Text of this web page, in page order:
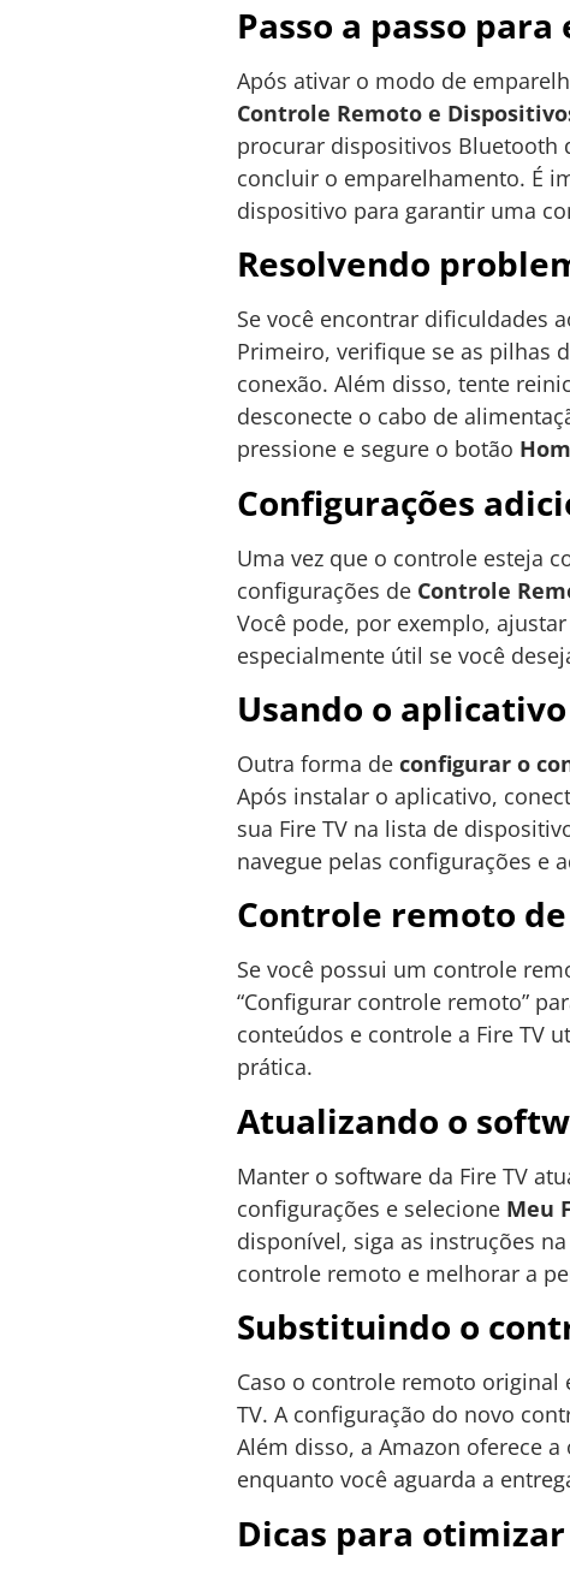
Passo a passo
Após ativar o modo de
Controle Remoto e
procurar dispositivos Bluetooth
concluir o emparelhamento. É
dispositivo para garantir uma
Resolvendo
Se você encontrar dificuldades
Primeiro, verifique se as pilhas
conexão. Além disso, tente
desconecte o cabo de
pressione e segure o botão
Configurações
Uma vez que o controle esteja
configurações de Controle
Você pode, por exemplo,
especialmente útil se você
Usando o
Outra forma de configurar o
Após instalar o aplicativo,
sua Fire TV na lista de
navegue pelas configurações e
Controle remoto
Se você possui um controle
“Configurar controle remoto”
conteúdos e controle a Fire TV
prática.
Atualizando o
Manter o software da Fire TV
configurações e selecione Meu
disponível, siga as instruções
controle remoto e melhorar a
Substituindo o
Caso o controle remoto
TV. A configuração do novo
Além disso, a Amazon oferece
enquanto você aguarda a
Dicas para